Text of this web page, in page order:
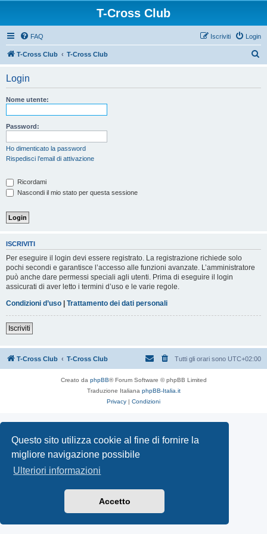
Questo sito utilizza cookie al fine di fornire la
migliore navigazione possibile
Ulteriori informazioni
Accetto
T-Cross Club
FAQ Login
Iscriviti
T-Cross Club T-Cross Club
Login
Nome utente:
Password:
Ho dimenticato la password
Rispedisci l’email di attivazione
Ricordami
Nascondi il mio stato per questa sessione
ISCRIVITI
Per eseguire il login devi essere registrato. La registrazione richiede solo
pochi secondi e garantisce l’accesso alle funzioni avanzate. L’amministratore
può anche dare permessi speciali agli utenti. Prima di eseguire il login
assicurati di aver letto i termini d’uso e le varie regole.
Condizioni d’uso | Trattamento dei dati personali
Iscriviti
T-Cross Club T-Cross Club Tutti gli orari sono UTC+02:00
Creato da phpBB® Forum Software © phpBB Limited
Traduzione Italiana phpBB-Italia.it
Privacy | Condizioni